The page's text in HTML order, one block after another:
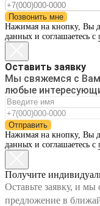
Позвонить мне
Нажимая на кнопку, Вы
данных и соглашаетесь с
Оставить заявку
Мы свяжемся с
любые
Отправить
Нажимая на кнопку, Вы
данных и соглашаетесь с
Получите
Оставьте заявку, и
предложение в